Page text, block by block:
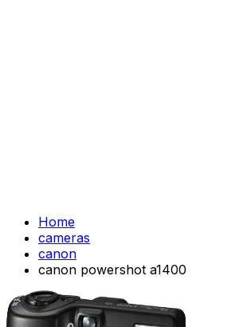
Home
cameras
canon
canon powershot a1400